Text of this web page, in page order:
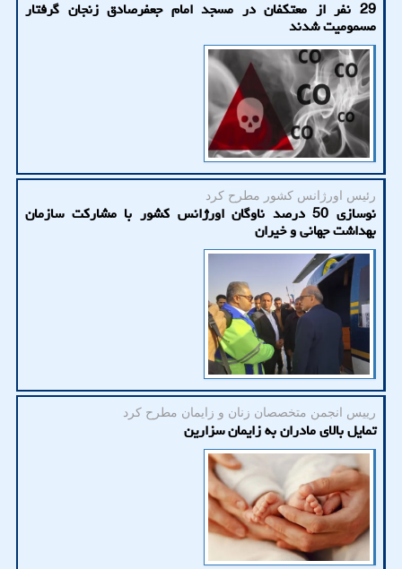
29 نفر از معتکفان در مسجد امام جعفرصادق زنجان گرفتار
مسمومیت شدند
رئیس اورژانس كشور مطرح كرد
نوسازی 50 درصد ناوگان اورژانس کشور با مشارکت سازمان
بهداشت جهانی و خیران
رییس انجمن متخصصان زنان و زایمان مطرح كرد
تمایل بالای مادران به زایمان سزارین